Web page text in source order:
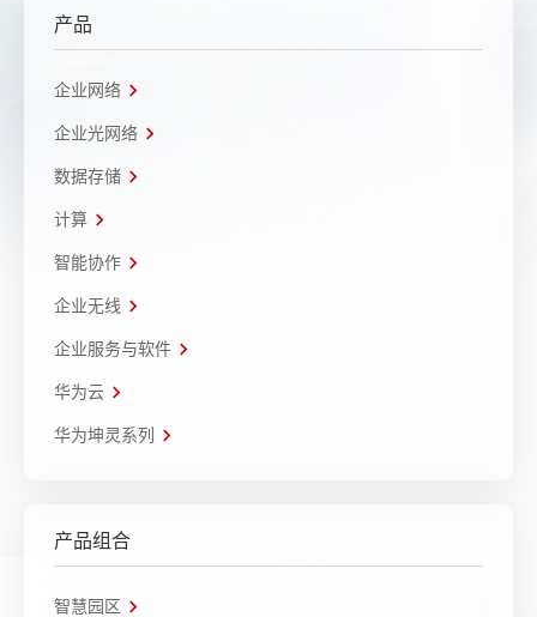
产品
企业网络
企业光网络
数据存储
计算
智能协作
企业无线
企业服务与软件
华为云
华为坤灵系列
产品组合
智慧园区